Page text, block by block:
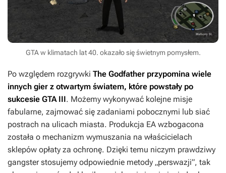
GTA w klimatach lat 40. okazało się świetnym pomysłem.
Po względem rozgrywki The Godfather przypomina wiele
innych gier z otwartym światem, które powstały po
sukcesie GTA III. Możemy wykonywać kolejne misje
fabularne, zajmować się zadaniami pobocznymi lub siać
postrach na ulicach miasta. Produkcja EA wzbogacona
została o mechanizm wymuszania na właścicielach
sklepów opłaty za ochronę. Dzięki temu niczym prawdziwy
gangster stosujemy odpowiednie metody „perswazji”, tak